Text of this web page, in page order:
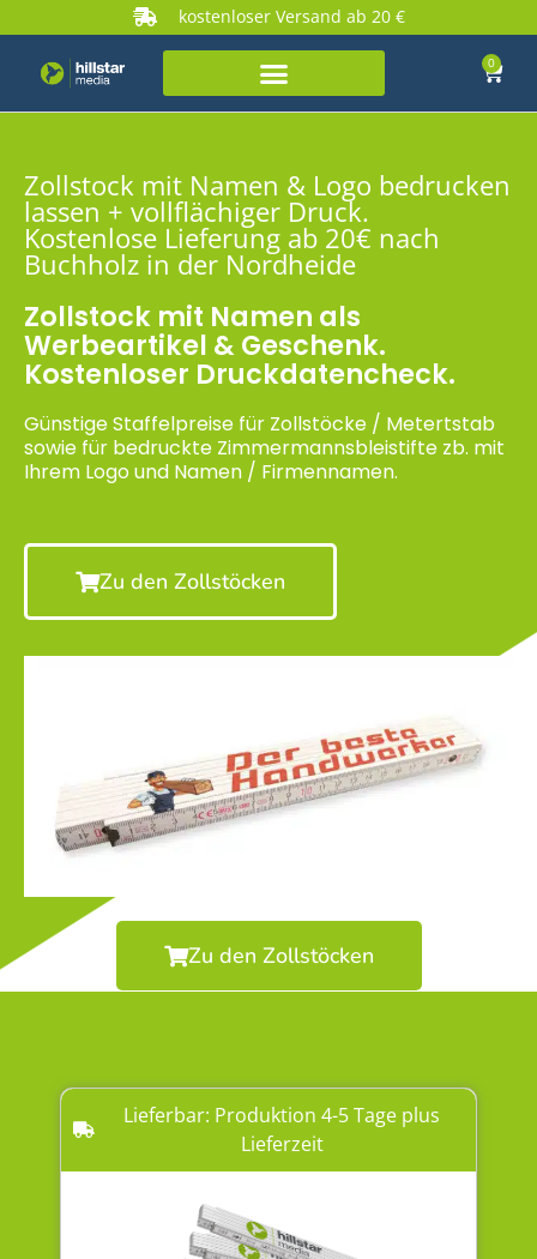
kostenloser Versand ab 20 €
0
Zollstock mit Namen & Logo bedrucken
lassen + vollflächiger Druck.
Kostenlose Lieferung ab 20€ nach
Buchholz in der Nordheide
Zollstock mit Namen als
Werbeartikel & Geschenk.
Kostenloser Druckdatencheck.
Günstige Staffelpreise für Zollstöcke / Metertstab
sowie für bedruckte Zimmermannsbleistifte zb. mit
Ihrem Logo und Namen / Firmennamen.
Zu den Zollstöcken
Zu den Zollstöcken
Lieferbar: Produktion 4-5 Tage plus
Lieferzeit